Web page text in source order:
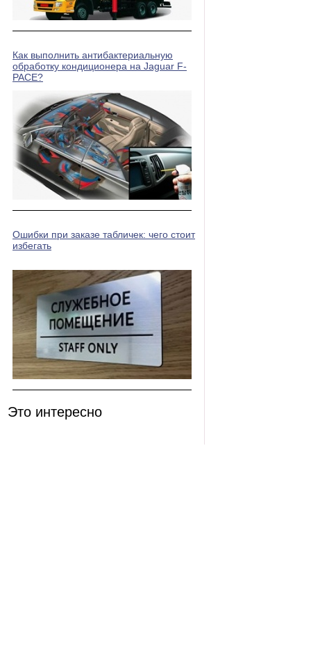
Как выполнить антибактериальную
обработку кондиционера на Jaguar F-
PACE?
Ошибки при заказе табличек: чего стоит
избегать
Это интересно